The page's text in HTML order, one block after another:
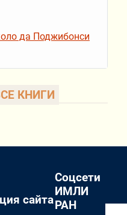
да Поджибонси
КНИГИ
сайта
Соцсети
ИМЛИ
РАН